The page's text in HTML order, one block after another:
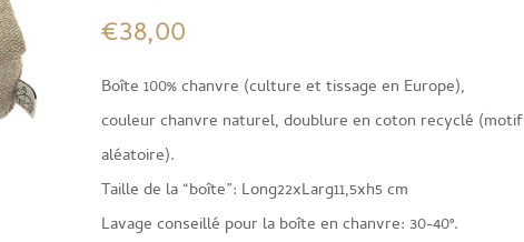
€38,00
Boîte 100% chanvre (culture et tissage en Europe),
couleur chanvre naturel, doublure en coton recyclé (motif
aléatoire).
Taille de la “boîte”: Long22xLarg11,5xh5 cm
Lavage conseillé pour la boîte en chanvre: 30-40°.